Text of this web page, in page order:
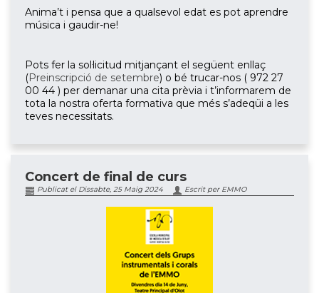
Anima’t i pensa que a qualsevol edat es pot aprendre
música i gaudir-ne!
Pots fer la sol·licitud mitjançant el següent enllaç
(Preinscripció de setembre) o bé trucar-nos ( 972 27
00 44 ) per demanar una cita prèvia i t’informarem de
tota la nostra oferta formativa que més s’adeqüi a les
teves necessitats.
Concert de final de curs
Publicat el Dissabte, 25 Maig 2024 Escrit per EMMO